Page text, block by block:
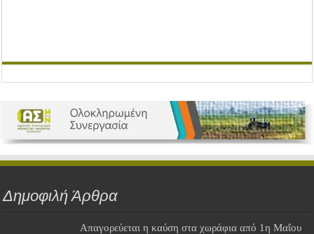
Δημοφιλή Άρθρα
Απαγορεύεται η καύση στα χωράφια από 1η Μαΐου